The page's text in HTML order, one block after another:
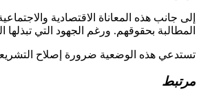
إلى جانب هذه المعاناة الاقتصادية
المطالبة بحقوقهم. ورغم الجهود التي
تستدعي هذه الوضعية ضرورة إصلاح
مرتبط